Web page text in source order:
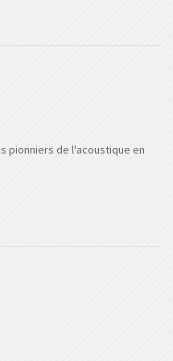
pionniers de l'acoustique en